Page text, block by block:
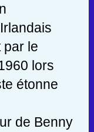
par le
lors
étonne
de Benny